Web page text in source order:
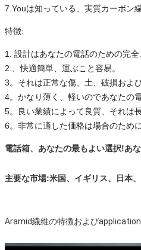
7.Youは知っている、実質カーボン
特徴:
1. 設計はあなたの電話のための完全
2.、快適簡単、運ぶこと容易。
3。それは正常な傷、土、破損およ
4。かなり薄く、軽いのであなたの
5。良い業績によって良質、それは
6。非常に適した価格は場合のため
電話箱、あなたの最もよい選択!あ
主要な市場:米国、イギリス、日本、
Aramid繊維の特徴および